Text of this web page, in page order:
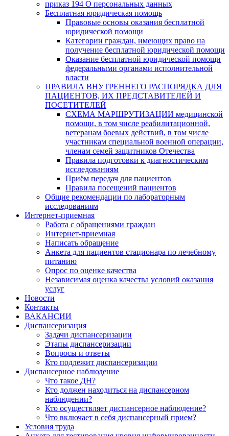
приказ 194 О персональных данных
Бесплатная юридическая помощь
Правовые основы оказания бесплатной
юридической помощи
Категории граждан, имеющих право на
получение бесплатной юридической помощи
Оказание бесплатной юридической помощи
федеральными органами исполнительной
власти
ПРАВИЛА ВНУТРЕННЕГО РАСПОРЯДКА ДЛЯ
ПАЦИЕНТОВ, ИХ ПРЕДСТАВИТЕЛЕЙ И
ПОСЕТИТЕЛЕЙ
СХЕМА МАРШРУТИЗАЦИИ медицинской
помощи, в том числе реабилитационной,
ветеранам боевых действий, в том числе
участникам специальной военной операции,
членам семей защитников Отечества
Правила подготовки к диагностическим
исследованиям
Приём передач для пациентов
Правила посещений пациентов
Общие рекомендации по лабораторным
исследованиям
Интернет-приемная
Работа с обращениями граждан
Интернет-приемная
Написать обращение
Анкета для пациентов стационара по лечебному
питанию
Опрос по оценке качества
Независимая оценка качества условий оказания
услуг
Новости
Контакты
ВАКАНСИИ
Диспансеризация
Задачи диспансеризации
Этапы диспансеризации
Вопросы и ответы
Кто подлежит диспансеризации
Диспансерное наблюдение
Что такое ДН?
Кто должен находиться на диспансерном
наблюдении?
Кто осуществляет диспансерное наблюдение?
Что включает в себя диспансерный прием?
Условия труда